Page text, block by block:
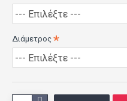
Διάμετρος